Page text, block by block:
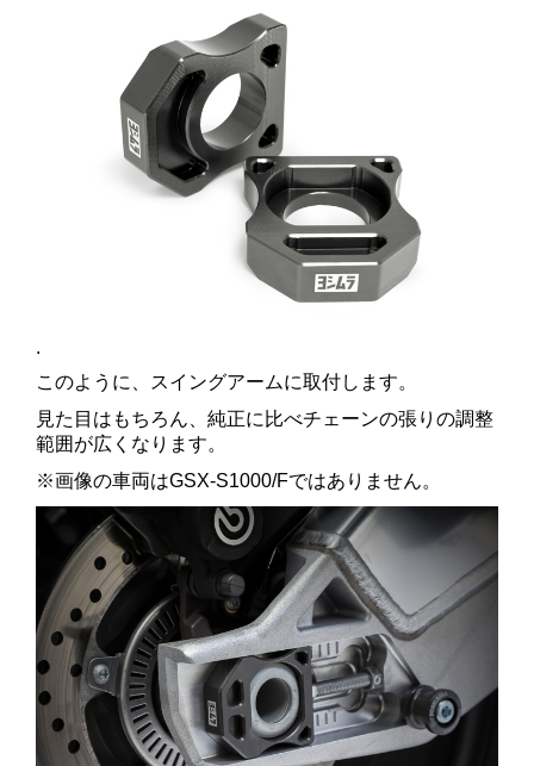
.
このように、スイングアームに取付します。
見た目はもちろん、純正に比べチェーンの張りの調整
範囲が広くなります。
※画像の車両はGSX-S1000/Fではありません。